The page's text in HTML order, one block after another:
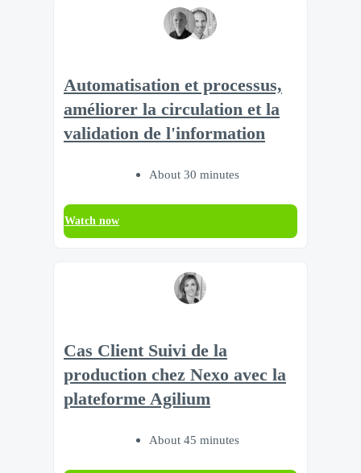
Automatisation et processus,
améliorer la circulation et la
validation de l'information
About 30 minutes
Watch now
Cas Client Suivi de la
production chez Nexo avec la
plateforme Agilium
About 45 minutes